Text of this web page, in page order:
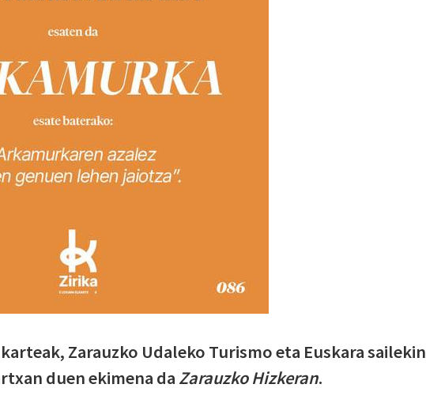
Zarauzko Udaleko Turismo eta Euskara sailekin
duen ekimena da Zarauzko Hizkeran.